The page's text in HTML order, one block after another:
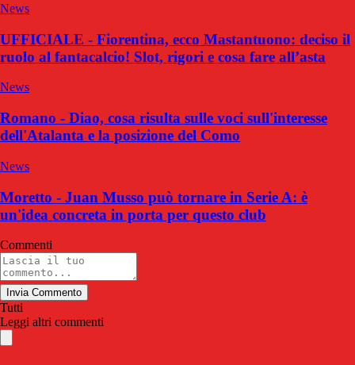
News
UFFICIALE - Fiorentina, ecco Mastantuono: deciso il
ruolo al fantacalcio! Slot, rigori e cosa fare all’asta
News
Romano - Diao, cosa risulta sulle voci sull'interesse
dell'Atalanta e la posizione del Como
News
Moretto - Juan Musso può tornare in Serie A: è
un'idea concreta in porta per questo club
Commenti
Invia Commento
Tutti
Leggi altri commenti